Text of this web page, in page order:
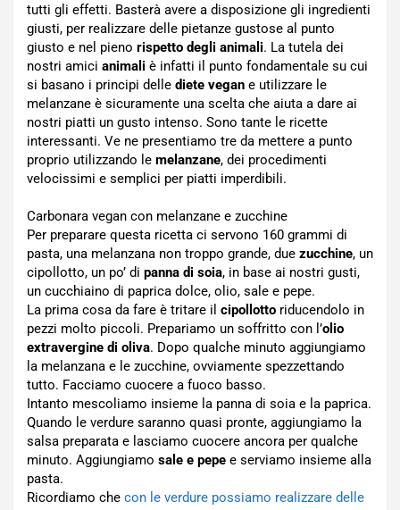
tutti gli effetti. Basterà avere a disposizione gli ingredienti
giusti, per realizzare delle pietanze gustose al punto
giusto e nel pieno rispetto degli animali. La tutela dei
nostri amici animali è infatti il punto fondamentale su cui
si basano i principi delle diete vegan e utilizzare le
melanzane è sicuramente una scelta che aiuta a dare ai
nostri piatti un gusto intenso. Sono tante le ricette
interessanti. Ve ne presentiamo tre da mettere a punto
proprio utilizzando le melanzane, dei procedimenti
velocissimi e semplici per piatti imperdibili.
Carbonara vegan con melanzane e zucchine
Per preparare questa ricetta ci servono 160 grammi di
pasta, una melanzana non troppo grande, due zucchine, un
cipollotto, un po’ di panna di soia, in base ai nostri gusti,
un cucchiaino di paprica dolce, olio, sale e pepe.
La prima cosa da fare è tritare il cipollotto riducendolo in
pezzi molto piccoli. Prepariamo un soffritto con l’olio
extravergine di oliva. Dopo qualche minuto aggiungiamo
la melanzana e le zucchine, ovviamente spezzettando
tutto. Facciamo cuocere a fuoco basso.
Intanto mescoliamo insieme la panna di soia e la paprica.
Quando le verdure saranno quasi pronte, aggiungiamo la
salsa preparata e lasciamo cuocere ancora per qualche
minuto. Aggiungiamo sale e pepe e serviamo insieme alla
pasta.
Ricordiamo che con le verdure possiamo realizzare delle